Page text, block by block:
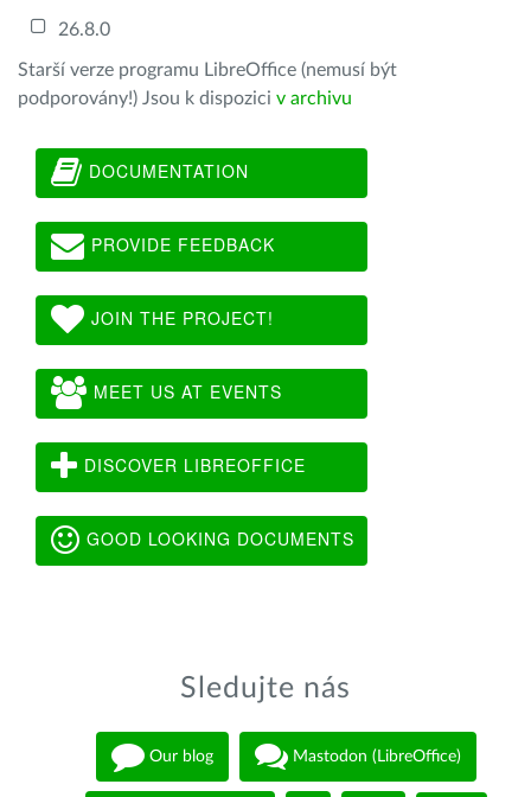
26.8.0
Starší verze programu LibreOffice (nemusí být
podporovány!) Jsou k dispozici v archivu
DOCUMENTATION
PROVIDE FEEDBACK
JOIN THE PROJECT!
MEET US AT EVENTS
DISCOVER LIBREOFFICE
GOOD LOOKING DOCUMENTS
Sledujte nás
Our blog Mastodon (LibreOffice)